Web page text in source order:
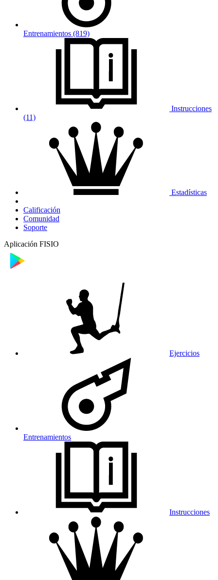
Entrenamientos (819)
Instrucciones
(11)
Estadísticas
Calificación
Comunidad
Soporte
Aplicación FISIO
Ejercicios
Entrenamientos
Instrucciones